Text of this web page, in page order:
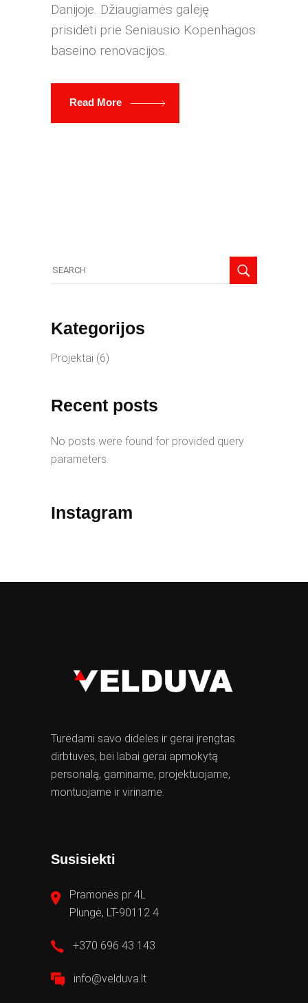
Danijoje. Džiaugiamės galėję
prisidėti prie Seniausio Kopenhagos
baseino renovacijos.
Read More
for:
Kategorijos
Projektai (6)
Recent posts
No posts were found for provided query
parameters.
Instagram
Turėdami savo dideles ir gerai įrengtas
dirbtuves, bei labai gerai apmokytą
personalą, gaminame, projektuojame,
montuojame ir viriname.
Susisiekti
Pramonės pr 4L
Plungė, LT-90112 4
+370 696 43 143
info@velduva.lt